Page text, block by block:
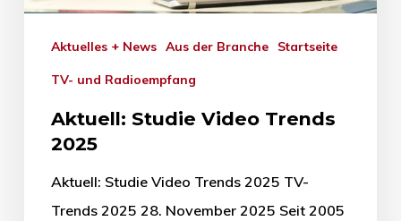
Aktuelles + News Aus der Branche Startseite
TV- und Radioempfang
Aktuell: Studie Video Trends
2025
Aktuell: Studie Video Trends 2025 TV-
Trends 2025 28. November 2025 Seit 2005